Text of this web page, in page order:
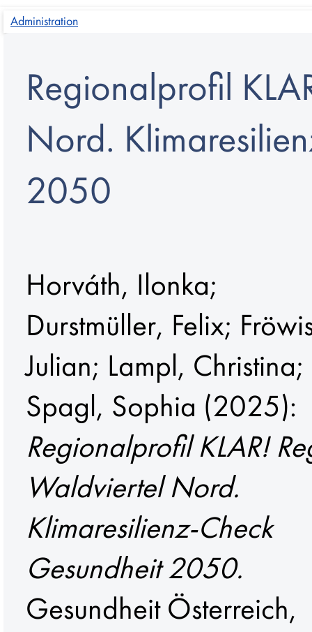
Administration
Regionalprofil
Nord.
2050
Horváth, Ilonka;
Durstmüller, Felix;
Julian; Lampl, Christina;
Spagl, Sophia (2025):
Regionalprofil KLAR!
Waldviertel Nord.
Klimaresilienz-Check
Gesundheit 2050.
Gesundheit Österreich,